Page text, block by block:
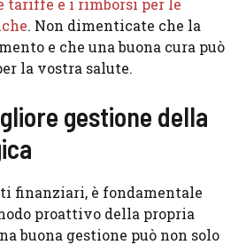
tariffe e i rimborsi per le
. Non dimenticate che la
e che una buona cura può
la vostra salute.
gestione della
finanziari, è fondamentale
proattivo della propria
buona gestione può non solo